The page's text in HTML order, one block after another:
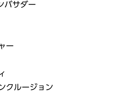
バサダー
ー
クルージョン